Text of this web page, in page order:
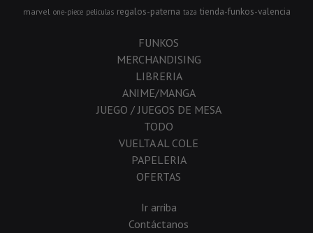
marvel one-piece peliculas regalos-paterna taza tienda-funkos-valencia
FUNKOS
MERCHANDISING
LIBRERIA
ANIME/MANGA
JUEGO / JUEGOS DE MESA
TODO
VUELTA AL COLE
PAPELERIA
OFERTAS
Ir arriba
Contáctanos